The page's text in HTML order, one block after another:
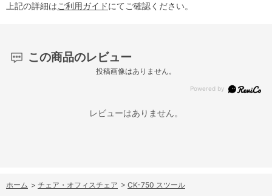
上記の詳細はご利用ガイドにてご確認ください。
この商品のレビュー
投稿画像はありません。
レビューはありません。
ホーム > チェア・オフィスチェア > CK-750 スツール